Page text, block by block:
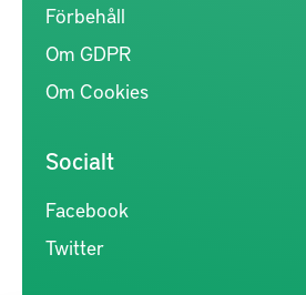
Förbehåll
Om GDPR
Om Cookies
Socialt
Facebook
Twitter